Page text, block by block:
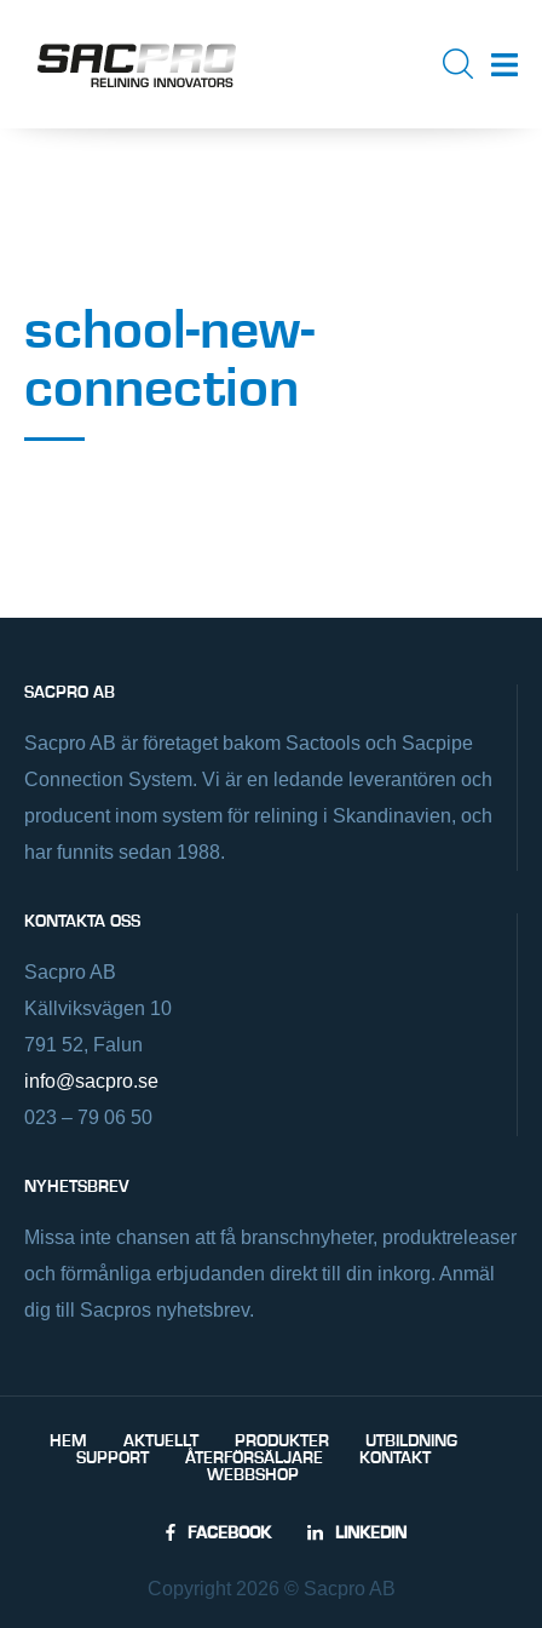
school-new-
connection
SACPRO AB
Sacpro AB är företaget bakom Sactools och Sacpipe
Connection System. Vi är en ledande leverantören och
producent inom system för relining i Skandinavien, och
har funnits sedan 1988.
KONTAKTA OSS
Sacpro AB
Källviksvägen 10
791 52, Falun
info@sacpro.se
023 – 79 06 50
NYHETSBREV
Missa inte chansen att få branschnyheter, produktreleaser
och förmånliga erbjudanden direkt till din inkorg. Anmäl
dig till Sacpros nyhetsbrev.
HEM AKTUELLT PRODUKTER
UTBILDNING
SUPPORT
ÅTERFÖRSÄLJARE
KONTAKT
WEBBSHOP
FACEBOOK LINKEDIN
Copyright 2026 © Sacpro AB